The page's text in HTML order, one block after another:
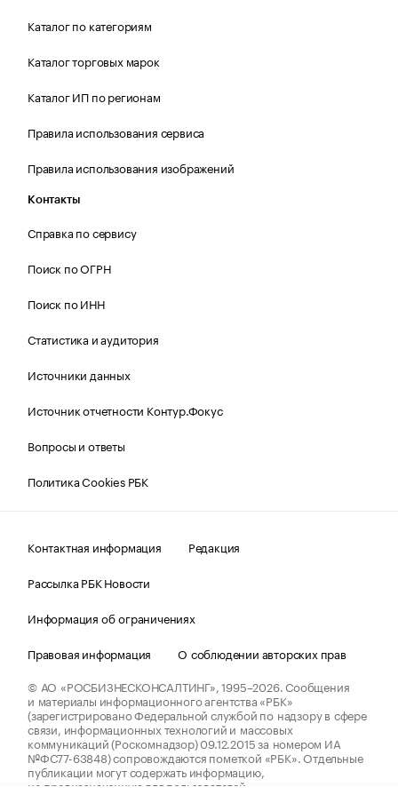
Каталог по категориям
Каталог торговых марок
Каталог ИП по регионам
Правила использования сервиса
Правила использования изображений
Контакты
Справка по сервису
Поиск по ОГРН
Поиск по ИНН
Статистика и аудитория
Источники данных
Источник отчетности Контур.Фокус
Вопросы и ответы
Политика Cookies РБК
Контактная информация
Редакция
Рассылка РБК Новости
Информация об ограничениях
Правовая информация
О соблюдении авторских прав
© АО «РОСБИЗНЕСКОНСАЛТИНГ»,1995–2026.Сообщения
и материалы информационного агентства «РБК»
(зарегистрировано Федеральной службой по надзору в сфере
связи, информационных технологий и массовых
коммуникаций (Роскомнадзор) 09.12.2015 за номером ИА
№ФС77-63848) сопровождаются пометкой «РБК». Отдельные
публикации могут содержать информацию,
не предназначенную для пользователей